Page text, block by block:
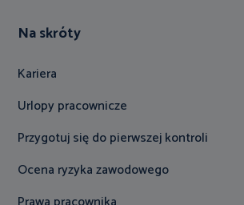
Na skróty
Kariera
Urlopy pracownicze
Przygotuj się do pierwszej kontroli
Ocena ryzyka zawodowego